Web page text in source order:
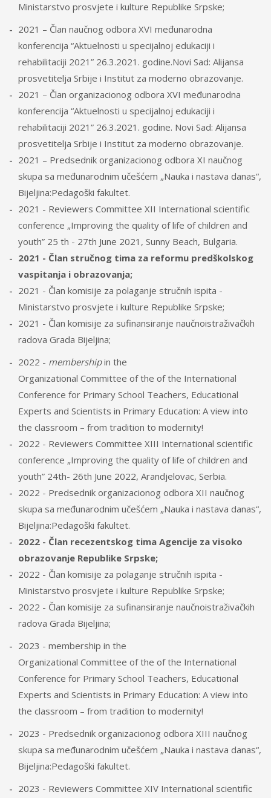
Ministarstvo prosvjete i kulture Republike Srpske;
2021 – Član naučnog odbora XVI međunarodna
konferencija “Aktuelnosti u specijalnoj edukaciji i
rehabilitaciji 2021” 26.3.2021. godine.Novi Sad: Alijansa
prosvetitelja Srbije i Institut za moderno obrazovanje.
2021 – Član organizacionog odbora XVI međunarodna
konferencija “Aktuelnosti u specijalnoj edukaciji i
rehabilitaciji 2021” 26.3.2021. godine. Novi Sad: Alijansa
prosvetitelja Srbije i Institut za moderno obrazovanje.
2021 – Predsednik organizacionog odbora XI naučnog
skupa sa međunarodnim učešćem „Nauka i nastava danas“,
Bijeljina:Pedagoški fakultet.
2021 - Reviewers Committee XII International scientific
conference „Improving the quality of life of children and
youth” 25 th - 27th June 2021, Sunny Beach, Bulgaria.
2021 - Član stručnog tima za reformu predškolskog
vaspitanja i obrazovanja;
2021 - Član komisije za polaganje stručnih ispita -
Ministarstvo prosvjete i kulture Republike Srpske;
2021 - Član komisije za sufinansiranje naučnoistraživačkih
radova Grada Bijeljina;
2022 - membershipin the
Organizational Committee of the of the International
Conference for Primary School Teachers, Educational
Experts and Scientists in Primary Education: A view into
the classroom – from tradition to modernity!
2022 - Reviewers Committee XIII International scientific
conference „Improving the quality of life of children and
youth” 24th- 26th June 2022, Arandjelovac, Serbia.
2022 - Predsednik organizacionog odbora XII naučnog
skupa sa međunarodnim učešćem „Nauka i nastava danas“,
Bijeljina:Pedagoški fakultet.
2022 - Član recezentskog tima Agencije za visoko
obrazovanje Republike Srpske;
2022 - Član komisije za polaganje stručnih ispita -
Ministarstvo prosvjete i kulture Republike Srpske;
2022 - Član komisije za sufinansiranje naučnoistraživačkih
radova Grada Bijeljina;
2023 - membership in the
Organizational Committee of the of the International
Conference for Primary School Teachers, Educational
Experts and Scientists in Primary Education: A view into
the classroom – from tradition to modernity!
2023 - Predsednik organizacionog odbora XIII naučnog
skupa sa međunarodnim učešćem „Nauka i nastava danas“,
Bijeljina:Pedagoški fakultet.
2023 - Reviewers Committee XIV International scientific